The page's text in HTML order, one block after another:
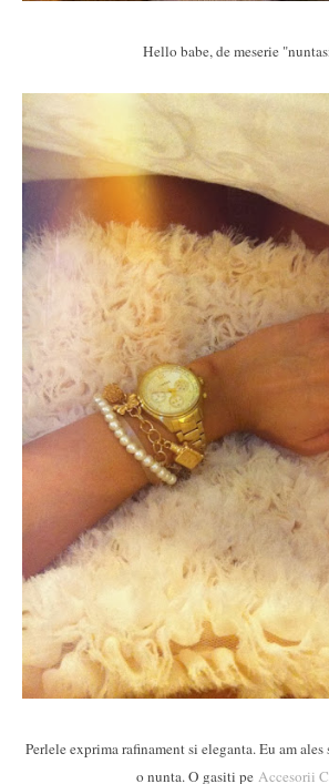
Hello babe, de meserie
Perlele exprima rafinament si eleganta. Eu am ales
o nunta. O gasiti pe Accesorii